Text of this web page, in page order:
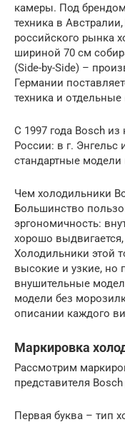
камеры. Под
техника в
российского рынка
шириной 70 см
(Side-by-Side) –
Германии
техника и
С 1997 года Bosch
России: в г. Энгельс
стандартные
Чем холодильники
Большинство
эргономичность:
хорошо
Холодильники этой
высокие и узкие, но
внушительные
модели без
описании каждого
Маркировка
Рассмотрим
представителя
Первая буква – тип